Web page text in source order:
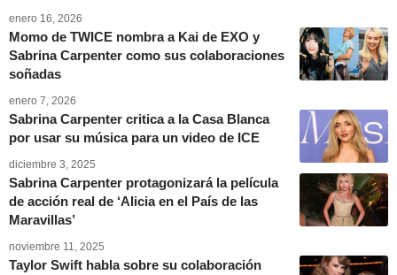
enero 16, 2026
Momo de TWICE nombra a Kai de EXO y
Sabrina Carpenter como sus colaboraciones
soñadas
enero 7, 2026
Sabrina Carpenter critica a la Casa Blanca
por usar su música para un video de ICE
diciembre 3, 2025
Sabrina Carpenter protagonizará la película
de acción real de ‘Alicia en el País de las
Maravillas’
noviembre 11, 2025
Taylor Swift habla sobre su colaboración